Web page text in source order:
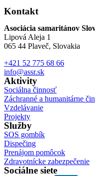
Kontakt
Asociácia samaritánov
Lipová Aleja 1
065 44 Plaveč, Slovakia
+421 52 775 68 66
info@assr.sk
Aktivity
Sociálna činnosť
Záchranné a humanitárne
Vzdelávanie
Projekty
Služby
SOS gombík
Dispečing
Prenájom pomôcok
Zdravotnícke zabezpečenie
Sociálne siete